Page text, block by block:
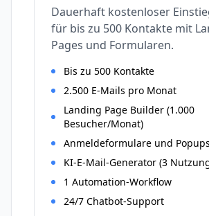
Dauerhaft kostenloser
für bis zu 500 Kontakte mit
Pages und Formularen.
Bis zu 500 Kontakte
2.500 E-Mails pro Monat
Landing Page Builder (1.000
Besucher/Monat)
Anmeldeformulare und Popups
KI-E-Mail-Generator (3
1 Automation-Workflow
24/7 Chatbot-Support